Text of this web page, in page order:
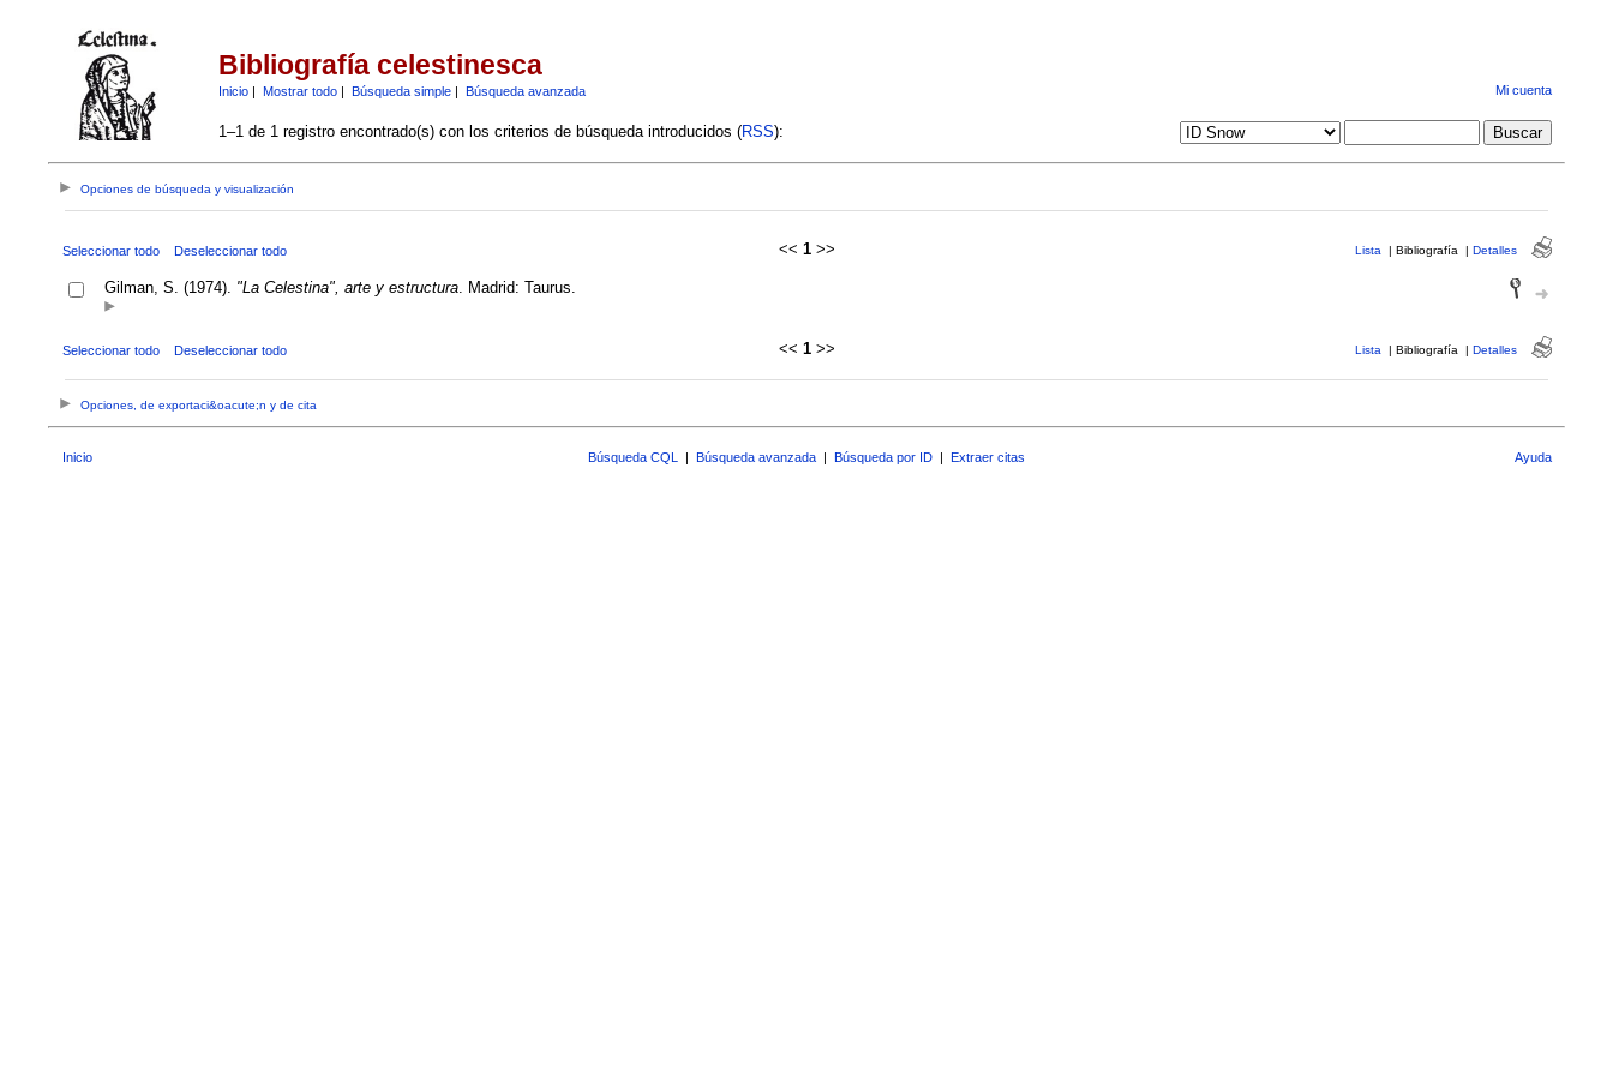
Bibliografía celestinesca
Inicio| Mostrar todo| Búsqueda simple| Búsqueda avanzada Mi cuenta
1–1 de 1 registro encontrado(s) con los criterios de búsqueda introducidos (RSS):
Opciones de búsqueda y visualización
Seleccionar todo Deseleccionar todo << 1>> Lista | Bibliografía | Detalles
Gilman, S. (1974). "La Celestina", arte y estructura. Madrid: Taurus.
Seleccionar todo Deseleccionar todo << 1>> Lista | Bibliografía | Detalles
Opciones, de exportaci&oacute;n y de cita
Inicio Búsqueda CQL | Búsqueda avanzada | Búsqueda por ID | Extraer citas Ayuda